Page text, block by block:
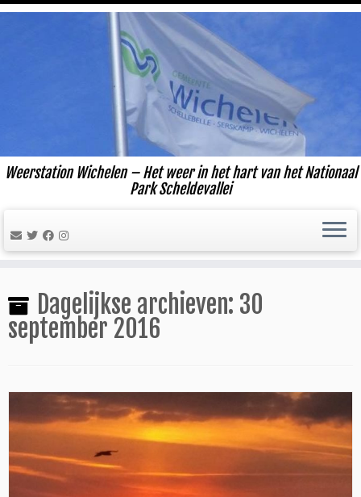
Ga
Weerstation Wichelen – Het weer in het hart van het Nationaal
Park Scheldevallei
Dagelijkse archieven: 30
september 2016